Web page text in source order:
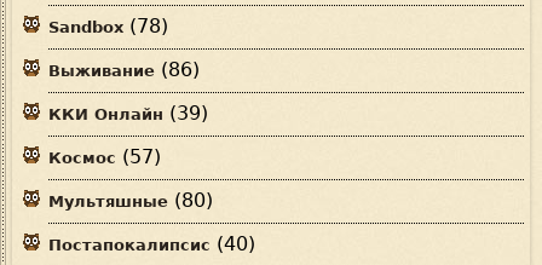
Sandbox (78)
Выживание (86)
ККИ Онлайн (39)
Космос (57)
Мультяшные (80)
Постапокалипсис (40)